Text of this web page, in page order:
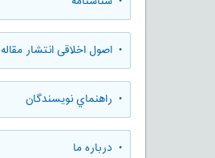
• اصول اخلاقی انتشار مقاله
• راهنماي نويسندگان
• درباره ما